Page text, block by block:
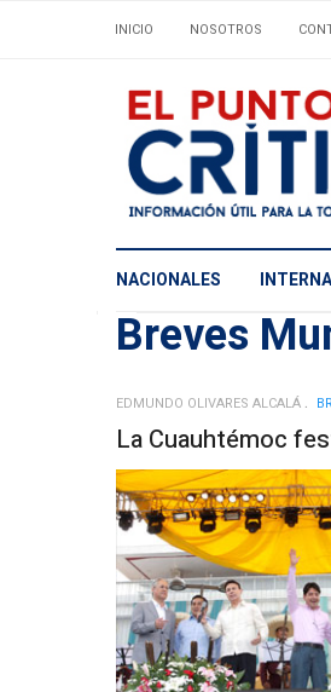
INICIO NOSOTROS
NACIONALES
Breves
EDMUNDO OLIVARES ALCALÁ
La Cuauhtémoc